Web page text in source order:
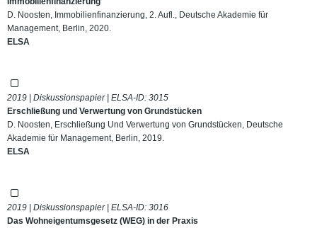
D. Noosten, Immobilienfinanzierung, 2. Aufl., Deutsche Akademie für
Management, Berlin, 2020.
ELSA
2019 | Diskussionspapier | ELSA-ID: 3015
Erschließung und Verwertung von Grundstücken
D. Noosten, Erschließung Und Verwertung von Grundstücken, Deutsche
Akademie für Management, Berlin, 2019.
ELSA
2019 | Diskussionspapier | ELSA-ID: 3016
Das Wohneigentumsgesetz (WEG) in der Praxis